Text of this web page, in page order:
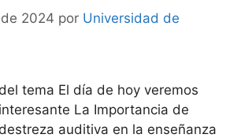
2024 por Universidad de
tema El día de hoy veremos
La Importancia de
auditiva en la enseñanza